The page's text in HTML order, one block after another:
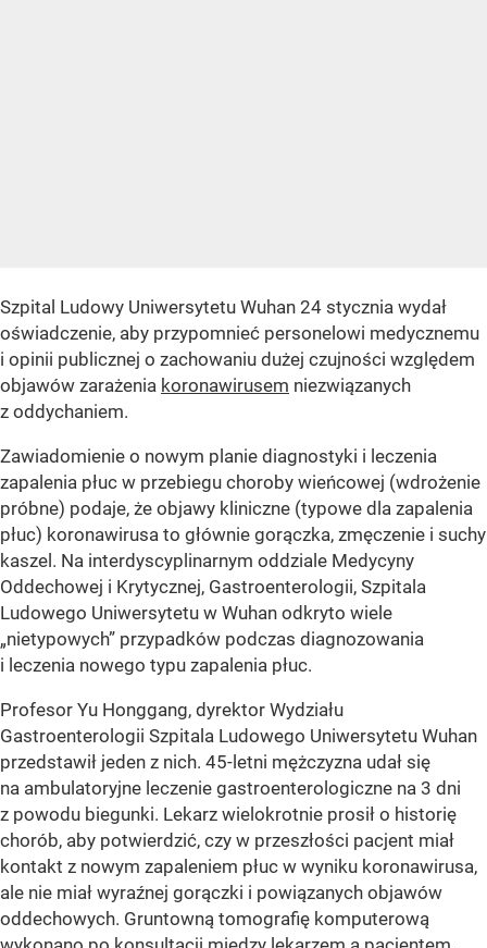
Szpital Ludowy Uniwersytetu Wuhan 24 stycznia wydał
oświadczenie, aby przypomnieć personelowi medycznemu
i opinii publicznej o zachowaniu dużej czujności względem
objawów zarażenia koronawirusem niezwiązanych
z oddychaniem.
Zawiadomienie o nowym planie diagnostyki i leczenia
zapalenia płuc w przebiegu choroby wieńcowej (wdrożenie
próbne) podaje, że objawy kliniczne (typowe dla zapalenia
płuc) koronawirusa to głównie gorączka, zmęczenie i suchy
kaszel. Na interdyscyplinarnym oddziale Medycyny
Oddechowej i Krytycznej, Gastroenterologii, Szpitala
Ludowego Uniwersytetu w Wuhan odkryto wiele
„nietypowych” przypadków podczas diagnozowania
i leczenia nowego typu zapalenia płuc.
Profesor Yu Honggang, dyrektor Wydziału
Gastroenterologii Szpitala Ludowego Uniwersytetu Wuhan
przedstawił jeden z nich. 45-letni mężczyzna udał się
na ambulatoryjne leczenie gastroenterologiczne na 3 dni
z powodu biegunki. Lekarz wielokrotnie prosił o historię
chorób, aby potwierdzić, czy w przeszłości pacjent miał
kontakt z nowym zapaleniem płuc w wyniku koronawirusa,
ale nie miał wyraźnej gorączki i powiązanych objawów
oddechowych. Gruntowną tomografię komputerową